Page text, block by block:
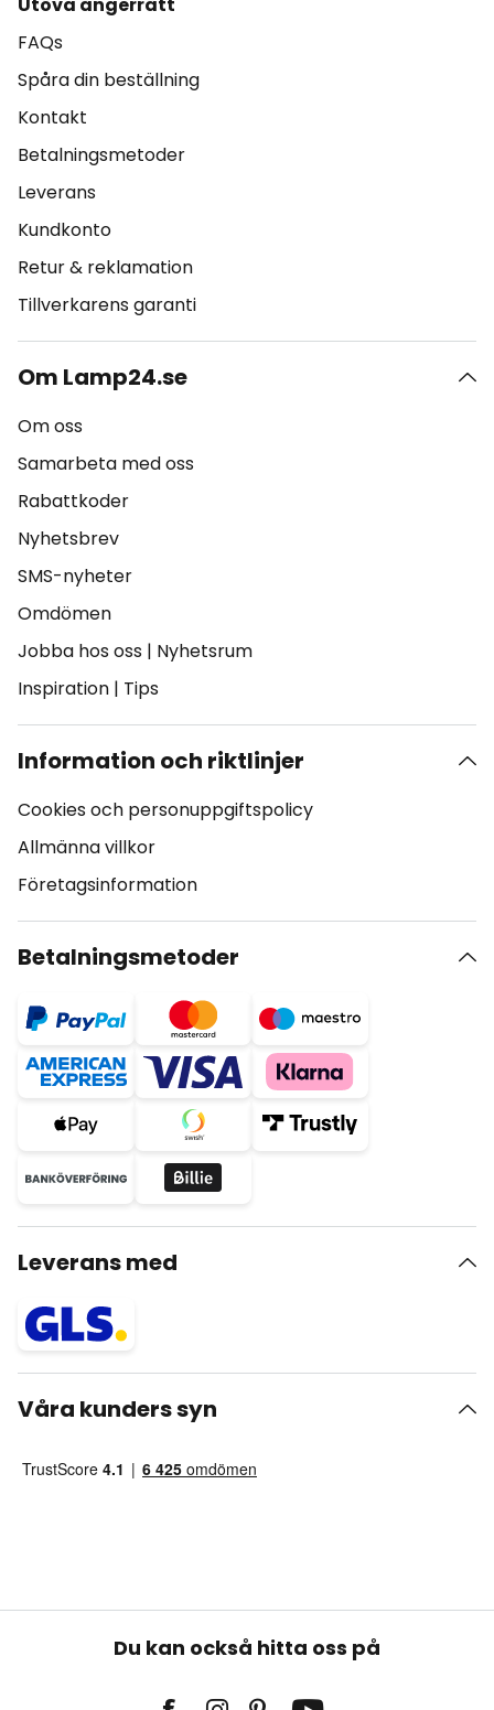
FAQs
Spåra din beställning
Kontakt
Betalningsmetoder
Leverans
Kundkonto
Retur & reklamation
Tillverkarens garanti
Om Lamp24.se
Om oss
Samarbeta med oss
Rabattkoder
Nyhetsbrev
SMS-nyheter
Omdömen
Jobba hos oss | Nyhetsrum
Inspiration | Tips
Information och riktlinjer
Cookies och personuppgiftspolicy
Allmänna villkor
Företagsinformation
Betalningsmetoder
Leverans med
Våra kunders syn
Du kan också hitta oss på